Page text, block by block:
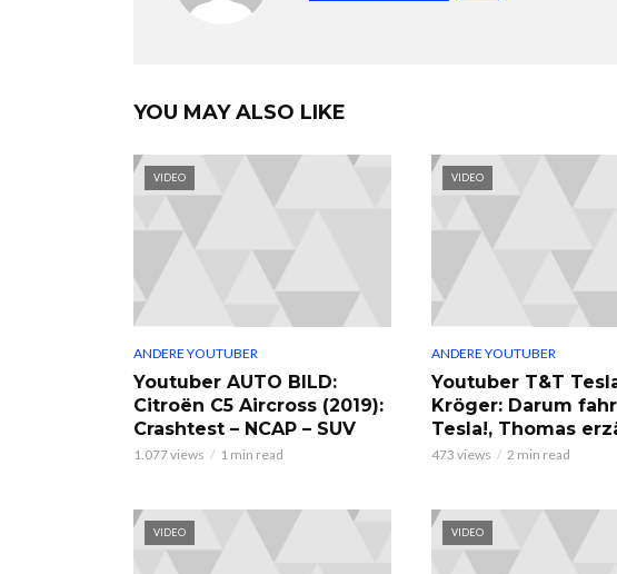
YOU MAY ALSO LIKE
VIDEO
ANDERE YOUTUBER
Youtuber AUTO BILD:
Citroën C5 Aircross (2019):
Crashtest – NCAP – SUV
1.077 views 1 min read
VIDEO
ANDERE YOUTUBER
Youtuber T&T
Kröger: Darum
Tesla!, Thomas
473 views 2 min read
VIDEO VIDEO